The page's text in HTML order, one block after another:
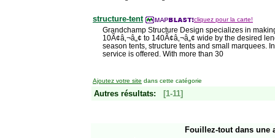
structure-tent cliquez pour la carte!
Grandchamp Structure Design specializes in
10Ã¢â‚¬â„¢ to 140Ã¢â‚¬â„¢ wide by the desired
season tents, structure tents and small marquees.
service is offered. With more than 30
Ajoutez votre site dans cette catégorie
Autres résultats: [1-11]
Fouillez-tout dans une